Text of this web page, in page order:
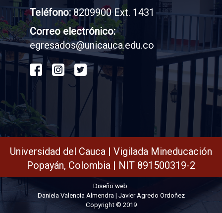
Teléfono:8209900 Ext. 1431
Correo electrónico:
egresados@unicauca.edu.co
Universidad del Cauca | Vigilada Mineducación
Popayán, Colombia | NIT 891500319-2
Diseño web:
Daniela Valencia Almendra | Javier Agredo Ordoñez
Copyright © 2019